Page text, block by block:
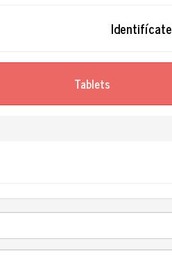
Identifícate
Tablets